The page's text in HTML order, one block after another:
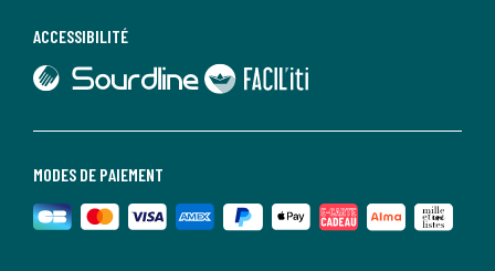
MODES DE PAIEMENT
ACCESSIBILITÉ
lien vers Sourdline
lien vers Faciliti